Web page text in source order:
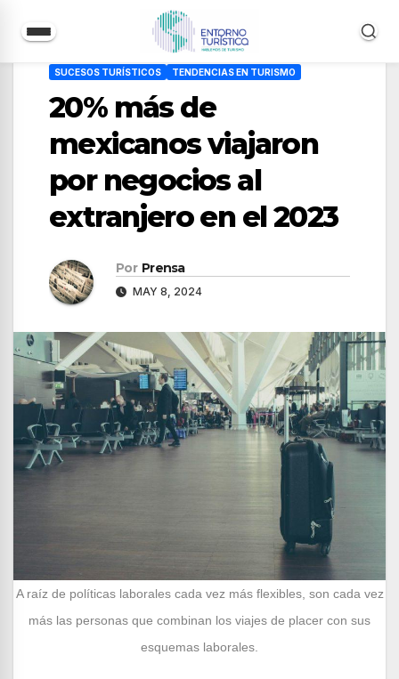
contenido
SUCESOS TURÍSTICOS TENDENCIAS EN TURISMO
20% más de
mexicanos viajaron
por negocios al
extranjero en el 2023
Por Prensa
MAY 8, 2024
A raíz de políticas laborales cada vez más flexibles, son cada vez
más las personas que combinan los viajes de placer con sus
esquemas laborales.